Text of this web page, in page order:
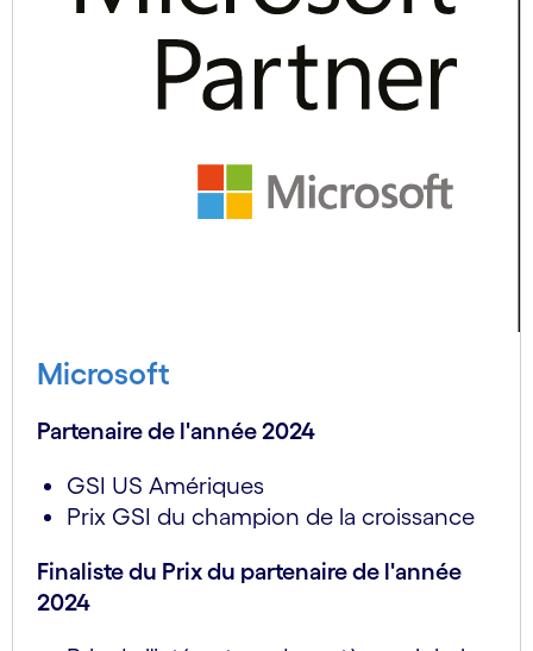
Microsoft
Partenaire de l'année 2024
GSI US Amériques
Prix GSI du champion de la croissance
Finaliste du Prix du partenaire de l'année
2024